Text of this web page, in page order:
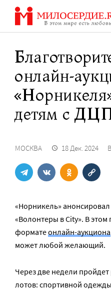
Перейти
содержанию
онлайн-
детям с
МОСКВА 18 Дек. 2024
«Норникель»
«Волонтеры в City». В этом
форматеонлайн-аукциона
может любой желающий.
Через две недели
лотов: спортивной